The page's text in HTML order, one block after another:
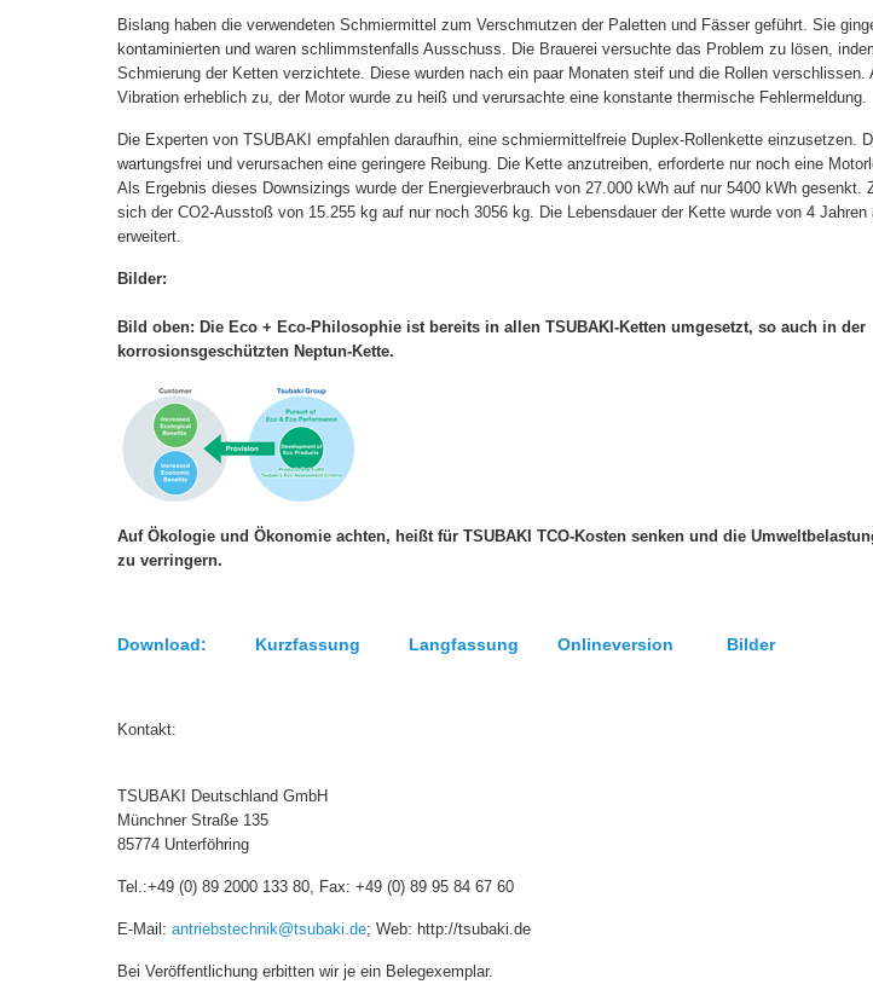
Bislang haben die verwendeten Schmiermittel zum Verschmutzen der Paletten und Fässer geführt. Sie
kontaminierten und waren schlimmstenfalls Ausschuss. Die Brauerei versuchte das Problem zu lösen,
Schmierung der Ketten verzichtete. Diese wurden nach ein paar Monaten steif und die Rollen verschlissen.
Vibration erheblich zu, der Motor wurde zu heiß und verursachte eine konstante thermische Fehlermeldung.
Die Experten von TSUBAKI empfahlen daraufhin, eine schmiermittelfreie Duplex-Rollenkette einzusetzen.
wartungsfrei und verursachen eine geringere Reibung. Die Kette anzutreiben, erforderte nur noch eine
Als Ergebnis dieses Downsizings wurde der Energieverbrauch von 27.000 kWh auf nur 5400 kWh gesenkt.
sich der CO2-Ausstoß von 15.255 kg auf nur noch 3056 kg. Die Lebensdauer der Kette wurde von 4 Jahren
erweitert.
Bilder:
Bild oben: Die Eco + Eco-Philosophie ist bereits in allen TSUBAKI-Ketten umgesetzt, so auch in der
korrosionsgeschützten Neptun-Kette.
Auf Ökologie und Ökonomie achten, heißt für TSUBAKI TCO-Kosten senken und die
zu verringern.
Download: Kurzfassung Langfassung Onlineversion Bilder
Kontakt:
TSUBAKI Deutschland GmbH
Münchner Straße 135
85774 Unterföhring
Tel.:+49 (0) 89 2000 133 80, Fax: +49 (0) 89 95 84 67 60
E-Mail: antriebstechnik@tsubaki.de; Web: http://tsubaki.de
Bei Veröffentlichung erbitten wir je ein Belegexemplar.